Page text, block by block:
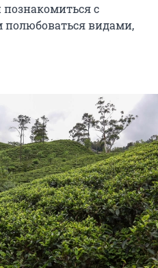
с
полюбоваться видами,